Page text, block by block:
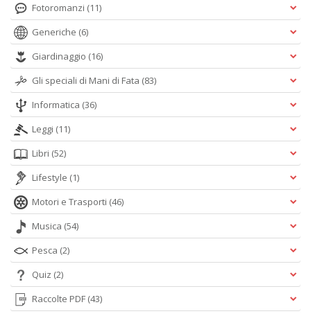
Fotoromanzi (11)
Generiche (6)
Giardinaggio (16)
Gli speciali di Mani di Fata (83)
Informatica (36)
Leggi (11)
Libri (52)
Lifestyle (1)
Motori e Trasporti (46)
Musica (54)
Pesca (2)
Quiz (2)
Raccolte PDF (43)